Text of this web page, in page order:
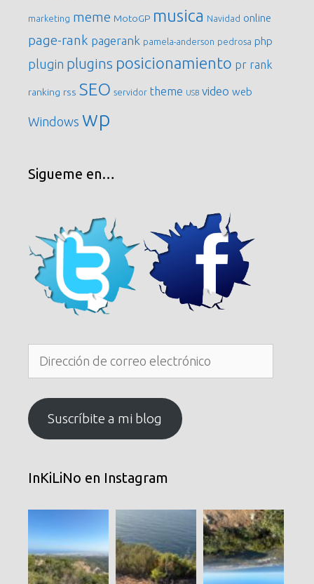
marketing meme MotoGP musica Navidad online
page-rank pagerank pamela-anderson pedrosa php
plugin plugins posicionamiento pr rank
ranking rss SEO servidor theme USB video web
Windows wp
Sigueme en…
electrónico
Suscríbite a mi blog
InKiLiNo en Instagram